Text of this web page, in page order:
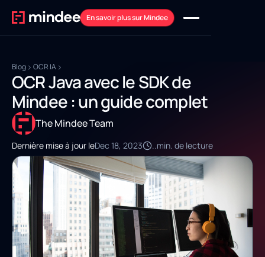
En savoir plus sur Mindee
Blog OCR IA
OCR Java avec le SDK de
Mindee : un guide complet
The Mindee Team
Dernière mise à jour leDec 18, 2023 ..min. de lecture